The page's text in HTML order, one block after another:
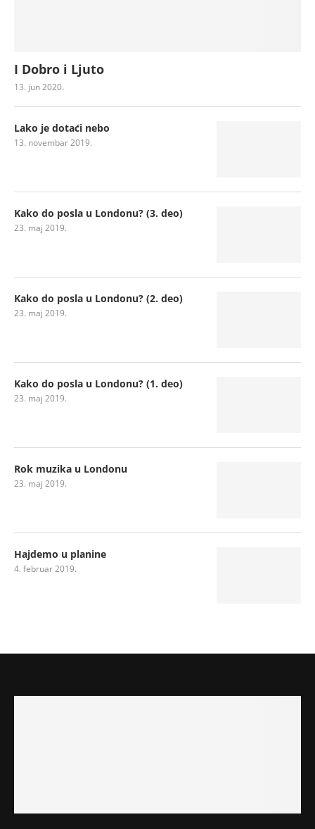
I Dobro i Ljuto
13. jun 2020.
Lako je dotaći nebo
13. novembar 2019.
Kako do posla u Londonu? (3. deo)
23. maj 2019.
Kako do posla u Londonu? (2. deo)
23. maj 2019.
Kako do posla u Londonu? (1. deo)
23. maj 2019.
Rok muzika u Londonu
23. maj 2019.
Hajdemo u planine
4. februar 2019.